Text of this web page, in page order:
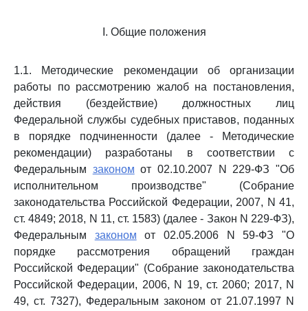
I. Общие положения
1.1. Методические рекомендации об организации
работы по рассмотрению жалоб на постановления,
действия (бездействие) должностных лиц
Федеральной службы судебных приставов, поданных
в порядке подчиненности (далее - Методические
рекомендации) разработаны в соответствии с
Федеральным законом от 02.10.2007 N 229-ФЗ "Об
исполнительном производстве" (Собрание
законодательства Российской Федерации, 2007, N 41,
ст. 4849; 2018, N 11, ст. 1583) (далее - Закон N 229-ФЗ),
Федеральным законом от 02.05.2006 N 59-ФЗ "О
порядке рассмотрения обращений граждан
Российской Федерации" (Собрание законодательства
Российской Федерации, 2006, N 19, ст. 2060; 2017, N
49, ст. 7327), Федеральным законом от 21.07.1997 N